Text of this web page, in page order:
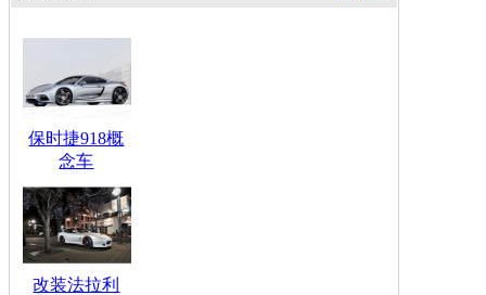
保时捷918概
念车
改装法拉利